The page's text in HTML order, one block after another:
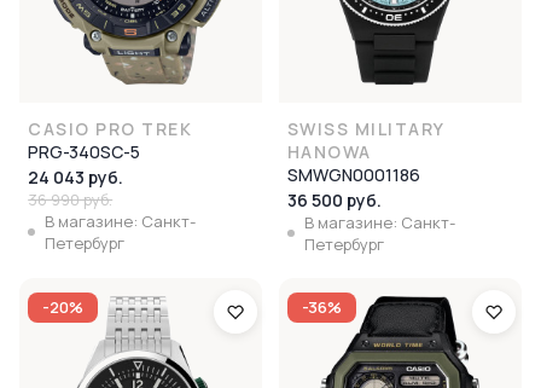
CASIO PRO TREK
PRG-340SC-5
24 043 руб.
36 990 руб.
В магазине: Санкт-
Петербург
SWISS MILITARY
HANOWA
SMWGN0001186
36 500 руб.
В магазине: Санкт-
Петербург
-20% -36%